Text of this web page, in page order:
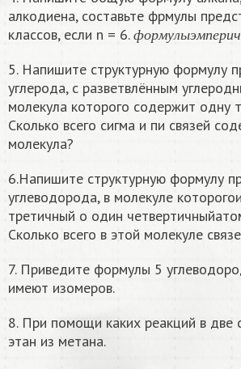
алкодиена, составьте фрмулы
классов, если n = 6.
ф о рм ул ыэмп е р и ч
ф ормулыэ мпери
5. Напишите структурную формулу
углерода, с разветвлённым
молекула которого содержит одну
Сколько всего сигма и пи связей
молекула?
6.Напишите структурную формулу
углеводорода, в молекуле
третичный о один
Сколько всего в этой молекуле
7. Приведите формулы 5
имеют изомеров.
8. При помощи каких реакций в две
этан из метана.